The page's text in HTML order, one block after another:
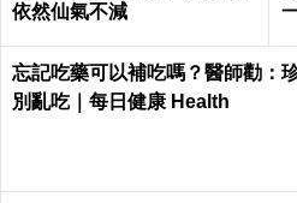
依然仙氣不減
忘記吃藥可以補吃嗎？醫師勸：
別亂吃｜每日健康 Health